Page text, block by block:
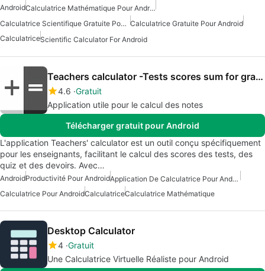
Android
Calculatrice Mathématique Pour Android
Calculatrice Scientifique Gratuite Pour Android Calculatrice Gratuite Pour Android
CalculatriceScientific Calculator For Android
Teachers calculator -Tests scores sum for grading
4.6 Gratuit
Application utile pour le calcul des notes
Télécharger gratuit pour Android
L'application Teachers' calculator est un outil conçu spécifiquement
pour les enseignants, facilitant le calcul des scores des tests, des
quiz et des devoirs. Avec…
AndroidProductivité Pour Android
Application De Calculatrice Pour Android
Calculatrice Pour AndroidCalculatriceCalculatrice Mathématique
Desktop Calculator
4 Gratuit
Une Calculatrice Virtuelle Réaliste pour Android